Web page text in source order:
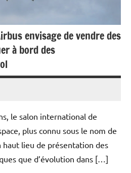
envisage de vendre des
à bord des
le salon international de
plus connu sous le nom de
haut lieu de présentation des
que d’évolution dans […]